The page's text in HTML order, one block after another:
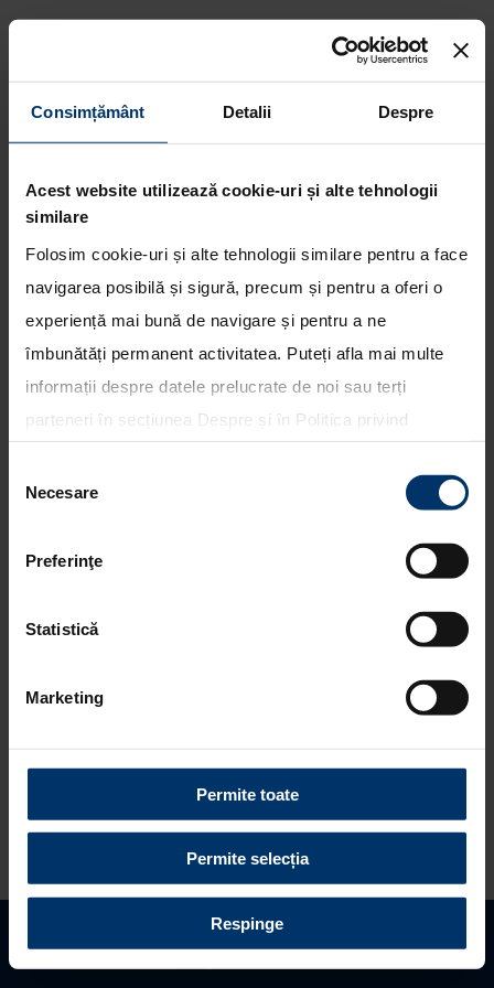
Consimțământ Detalii Despre
Acest website utilizează cookie-uri și alte tehnologii
similare
Folosim cookie-uri și alte tehnologii similare pentru a face
navigarea posibilă și sigură, precum și pentru a oferi o
experiență mai bună de navigare și pentru a ne
îmbunătăți permanent activitatea. Puteți afla mai multe
informații despre datele prelucrate de noi sau terți
parteneri în secțiunea Despre și în Politica privind
toate cookie-urile, una sau mai multe categorii sau să
corespunzător. Fac excepție cookie-urile necesare, care
sunt activate automat, conform legislației în vigoare.
consimțământului
Necesare
Preferinţe
Statistică
Marketing
Permite toate
Permite selecția
Respinge
Rezerva acum.
Model *
Nume *
Telefon *